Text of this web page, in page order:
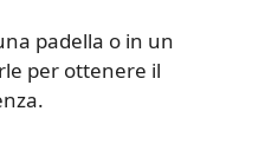
padella o in un
per ottenere il